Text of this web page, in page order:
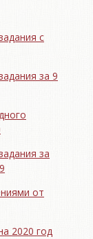
с
за 9
за
от
2020 год